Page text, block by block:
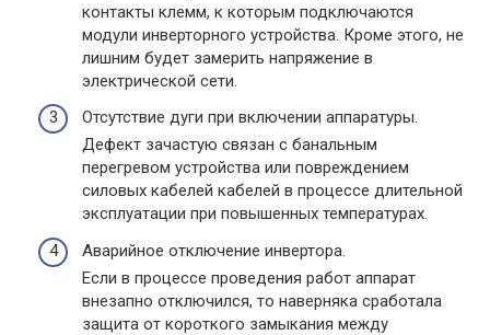
контакты клемм, к которым подключаются
модули инверторного устройства. Кроме этого, не
лишним будет замерить напряжение в
электрической сети.
Отсутствие дуги при включении аппаратуры.
Дефект зачастую связан с банальным
перегревом устройства или повреждением
силовых кабелей кабелей в процессе длительной
эксплуатации при повышенных температурах.
Аварийное отключение инвертора.
Если в процессе проведения работ аппарат
внезапно отключился, то наверняка сработала
защита от короткого замыкания между